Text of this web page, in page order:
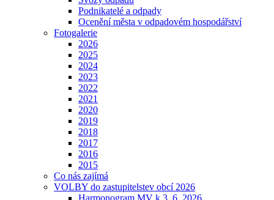
Podnikatelé a odpady
Ocenění města v odpadovém hospodářství
Fotogalerie
2026
2025
2024
2023
2022
2021
2020
2019
2018
2017
2016
2015
Co nás zajímá
VOLBY do zastupitelstev obcí 2026
Harmonogram MV k 3. 6. 2026